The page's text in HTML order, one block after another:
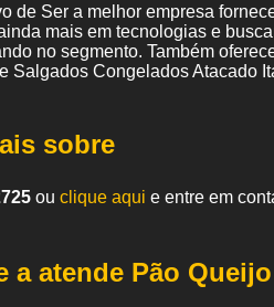
de Ser a melhor empresa
mais em tecnologias e
no segmento. Também
Salgados Congelados Atacado
sobre
ou clique aqui e entre em
a atende Pão